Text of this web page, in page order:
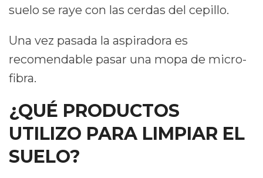
suelo se raye con las cerdas del cepillo.
Una vez pasada la aspiradora es
recomendable pasar una mopa de micro-
fibra.
¿QUÉ PRODUCTOS
UTILIZO PARA LIMPIAR EL
SUELO?